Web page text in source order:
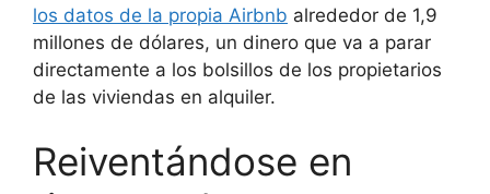
los datos de la propia Airbnb alrededor de 1,9
millones de dólares, un dinero que va a parar
directamente a los bolsillos de los propietarios
de las viviendas en alquiler.
Reiventándose en